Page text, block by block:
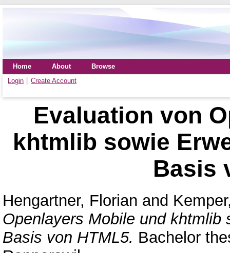
Home About
Browse
Login
Create Account
Evaluation von
khtmlib sowie
Basis
Hengartner, Florian and
Openlayers Mobile und
Basis von HTML5. Bachelor